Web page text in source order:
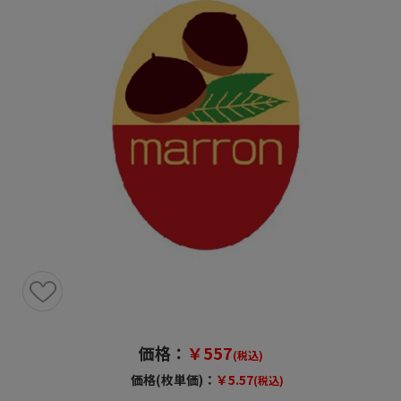
価格： ￥557(税込)
価格(枚単価)： ￥5.57(税込)